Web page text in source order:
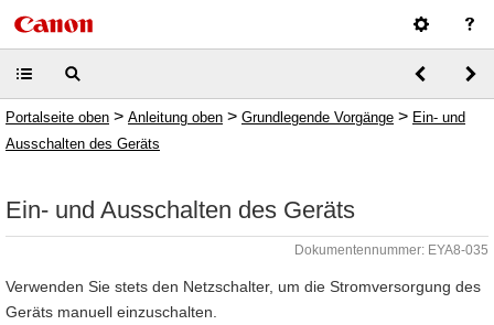
Portalseite oben > Anleitung oben > Grundlegende Vorgänge > Ein- und
Ausschalten des Geräts
Ein- und Ausschalten des Geräts
Dokumentennummer: EYA8-035
Verwenden Sie stets den Netzschalter, um die Stromversorgung des
Geräts manuell einzuschalten.